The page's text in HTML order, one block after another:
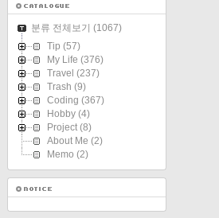
분류 전체보기 (1067)
Tip (57)
My Life (376)
Travel (237)
Trash (9)
Coding (367)
Hobby (4)
Project (8)
About Me (2)
Memo (2)